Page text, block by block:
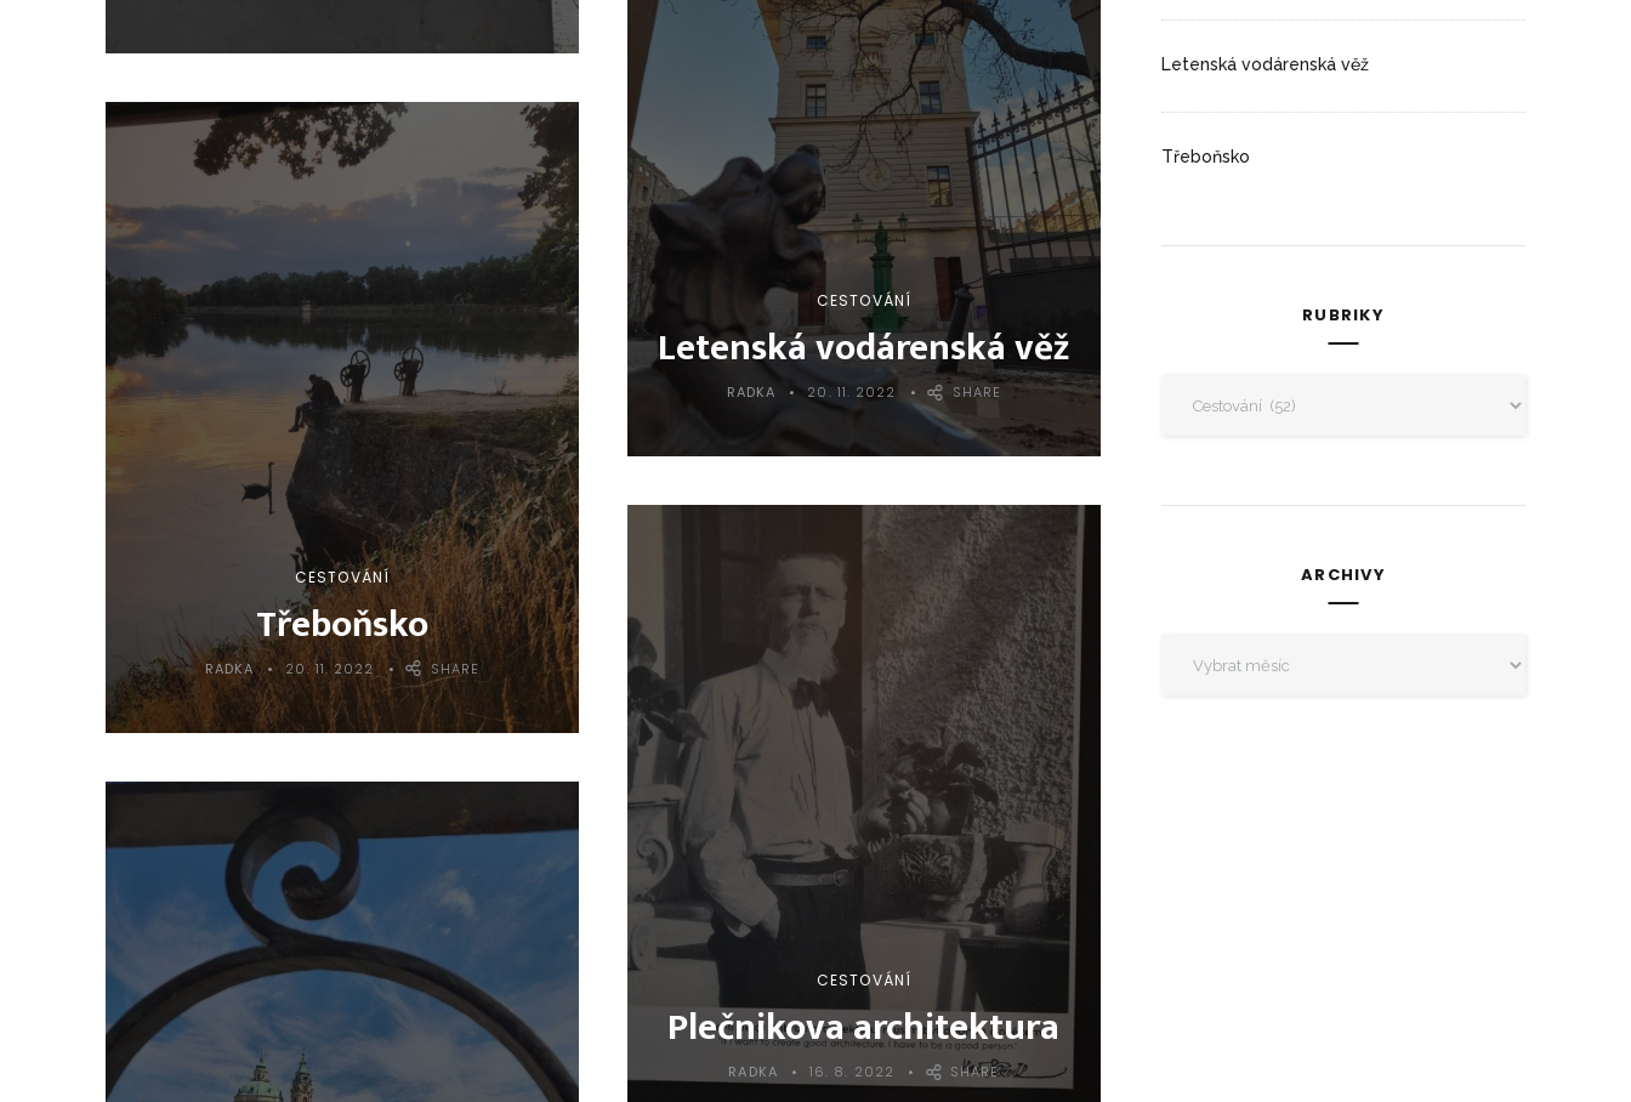
CESTOVÁNÍ
Letenská vodárenská věž
RADKA 20. 11. 2022 SHARE
CESTOVÁNÍ
Třeboňsko
RADKA 20. 11. 2022 SHARE
CESTOVÁNÍ
Plečnikova architektura
RADKA 16. 8. 2022 SHARE
Letenská vodárenská věž
Třeboňsko
RUBRIKY
ARCHIVY